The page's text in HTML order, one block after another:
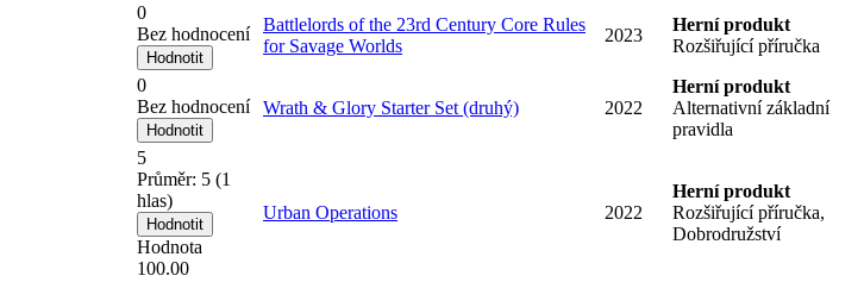
0
Bez hodnocení
Battlelords of the 23rd Century Core Rules
for Savage Worlds
2023
Herní produkt
Rozšiřující příručka
0
Bez hodnocení
Wrath & Glory Starter Set (druhý) 2022
Herní produkt
Alternativní základní
pravidla
5
Průměr: 5 (1
hlas)
Hodnota
100.00
Urban Operations 2022
Herní produkt
Rozšiřující příručka,
Dobrodružství